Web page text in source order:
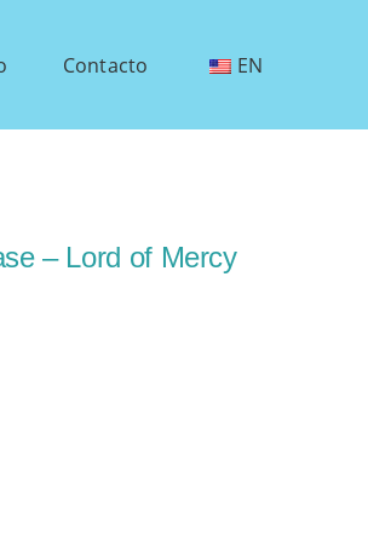
Contacto EN
– Lord of Mercy